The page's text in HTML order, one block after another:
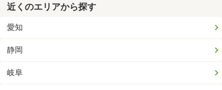
近くのエリアから探す
愛知
静岡
岐阜